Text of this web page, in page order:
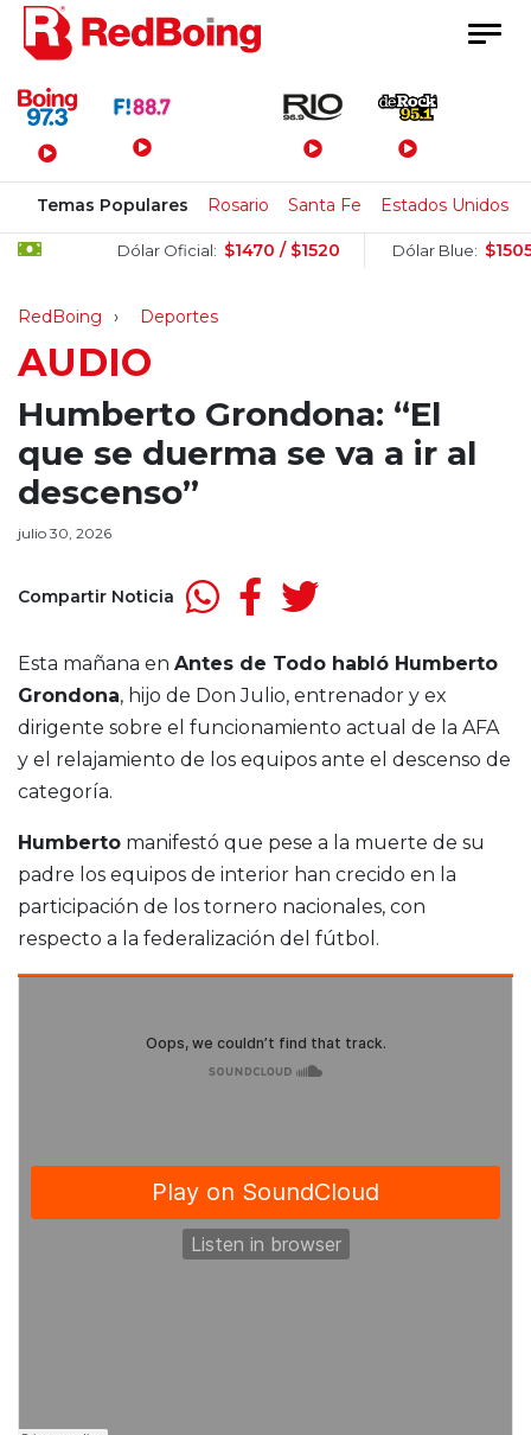
Menú Principal
Temas Populares Rosario Santa Fe Estados Unidos
Dólar Oficial: $1470 / $1520 Dólar Blue: $1505 /
RedBoing Deportes
AUDIO
Humberto Grondona: “El
que se duerma se va a ir al
descenso”
julio 30, 2026
Compartir Noticia
Esta mañana en Antes de Todo habló Humberto
Grondona, hijo de Don Julio, entrenador y ex
dirigente sobre el funcionamiento actual de la AFA
y el relajamiento de los equipos ante el descenso de
categoría.
Humberto manifestó que pese a la muerte de su
padre los equipos de interior han crecido en la
participación de los tornero nacionales, con
respecto a la federalización del fútbol.